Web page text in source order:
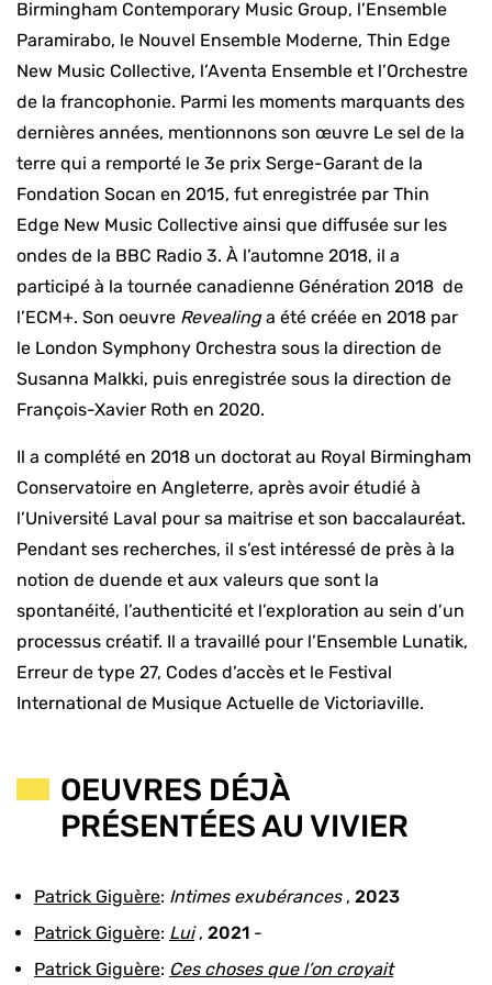
Birmingham Contemporary Music Group, l’Ensemble
Paramirabo, le Nouvel Ensemble Moderne, Thin Edge
New Music Collective, l’Aventa Ensemble et l’Orchestre
de la francophonie. Parmi les moments marquants des
dernières années, mentionnons son œuvre Le sel de la
terre qui a remporté le 3e prix Serge-Garant de la
Fondation Socan en 2015, fut enregistrée par Thin
Edge New Music Collective ainsi que diffusée sur les
ondes de la BBC Radio 3. À l’automne 2018, il a
participé à la tournée canadienne Génération 2018 de
l’ECM+. Son oeuvre Revealinga été créée en 2018 par
le London Symphony Orchestra sous la direction de
Susanna Malkki, puis enregistrée sous la direction de
François-Xavier Roth en 2020.
Il a complété en 2018 un doctorat au Royal Birmingham
Conservatoire en Angleterre, après avoir étudié à
l’Université Laval pour sa maitrise et son baccalauréat.
Pendant ses recherches, il s’est intéressé de près à la
notion de duende et aux valeurs que sont la
spontanéité, l’authenticité et l’exploration au sein d’un
processus créatif. Il a travaillé pour l’Ensemble Lunatik,
Erreur de type 27, Codes d’accès et le Festival
International de Musique Actuelle de Victoriaville.
OEUVRES DÉJÀ
PRÉSENTÉES AU VIVIER
Patrick Giguère: Intimes exubérances, 2023
Patrick Giguère: Lui , 2021 -
Patrick Giguère: Ces choses que l’on croyait